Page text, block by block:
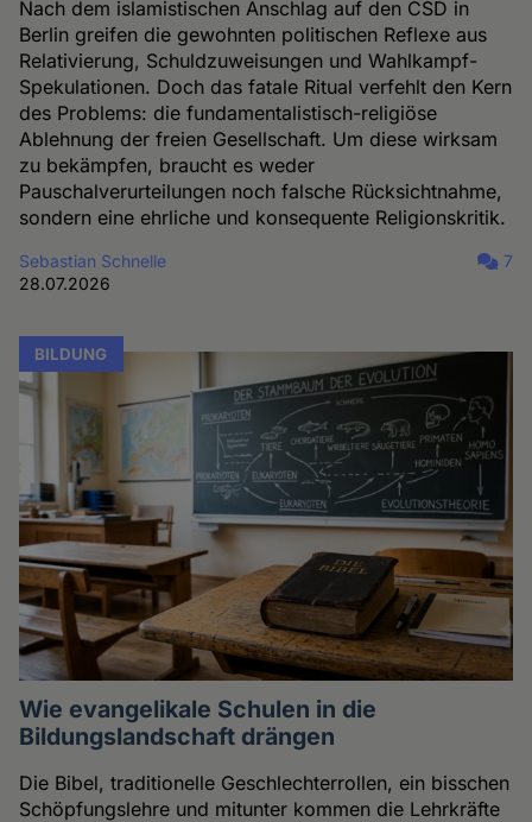
Nach dem islamistischen Anschlag auf den CSD in
Berlin greifen die gewohnten politischen Reflexe aus
Relativierung, Schuldzuweisungen und Wahlkampf-
Spekulationen. Doch das fatale Ritual verfehlt den Kern
des Problems: die fundamentalistisch-religiöse
Ablehnung der freien Gesellschaft. Um diese wirksam
zu bekämpfen, braucht es weder
Pauschalverurteilungen noch falsche Rücksichtnahme,
sondern eine ehrliche und konsequente Religionskritik.
Sebastian Schnelle
28.07.2026
7
BILDUNG
Wie evangelikale Schulen in die
Bildungslandschaft drängen
Die Bibel, traditionelle Geschlechterrollen, ein bisschen
Schöpfungslehre und mitunter kommen die Lehrkräfte